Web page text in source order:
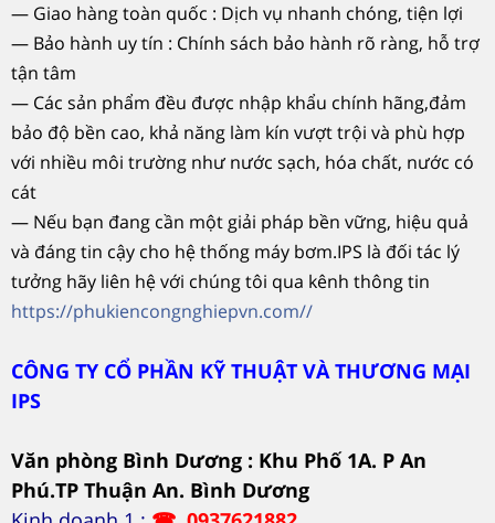
— Giao hàng toàn quốc : Dịch vụ nhanh chóng, tiện lợi
— Bảo hành uy tín : Chính sách bảo hành rõ ràng, hỗ trợ
tận tâm
— Các sản phẩm đều được nhập khẩu chính hãng,đảm
bảo độ bền cao, khả năng làm kín vượt trội và phù hợp
với nhiều môi trường như nước sạch, hóa chất, nước có
cát
— Nếu bạn đang cần một giải pháp bền vững, hiệu quả
và đáng tin cậy cho hệ thống máy bơm.IPS là đối tác lý
tưởng hãy liên hệ với chúng tôi qua kênh thông tin
https://phukiencongnghiepvn.com//
CÔNG TY CỔ PHẦN KỸ THUẬT VÀ THƯƠNG MẠI
IPS
Văn phòng Bình Dương : Khu Phố 1A. P An
Phú.TP Thuận An. Bình Dương